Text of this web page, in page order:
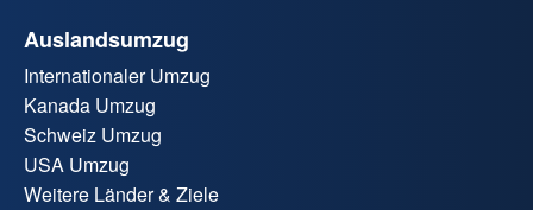
Auslandsumzug
Internationaler Umzug
Kanada Umzug
Schweiz Umzug
USA Umzug
Weitere Länder & Ziele